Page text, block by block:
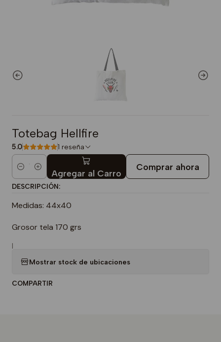
Totebag Hellfire
5.0 1 reseña
Cantidad Agregar al Carro
Comprar ahora
DESCRIPCIÓN:
Medidas: 44x40
Grosor tela 170 grs
|
Mostrar stock de ubicaciones
COMPARTIR